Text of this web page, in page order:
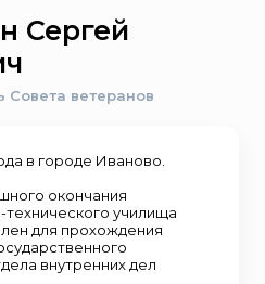
Сергей
Совета ветеранов
в городе Иваново.
окончания
училища
для прохождения
внутренних дел